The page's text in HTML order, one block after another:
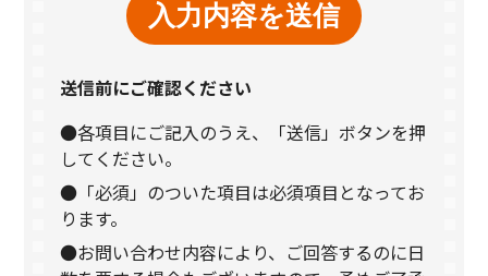
送信前にご確認ください
●各項目にご記入のうえ、「送信」ボタンを押
してください。
●「必須」のついた項目は必須項目となってお
ります。
●お問い合わせ内容により、ご回答するのに日